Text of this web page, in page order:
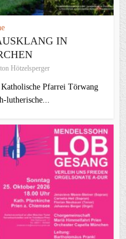
IN
Hötzelsperger
Pfarrei Törwang